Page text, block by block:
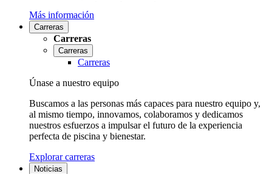
Más información
Carreras
Carreras
Carreras
Carreras
Únase a nuestro equipo
Buscamos a las personas más capaces para nuestro equipo y,
al mismo tiempo, innovamos, colaboramos y dedicamos
nuestros esfuerzos a impulsar el futuro de la experiencia
perfecta de piscina y bienestar.
Explorar carreras
Noticias